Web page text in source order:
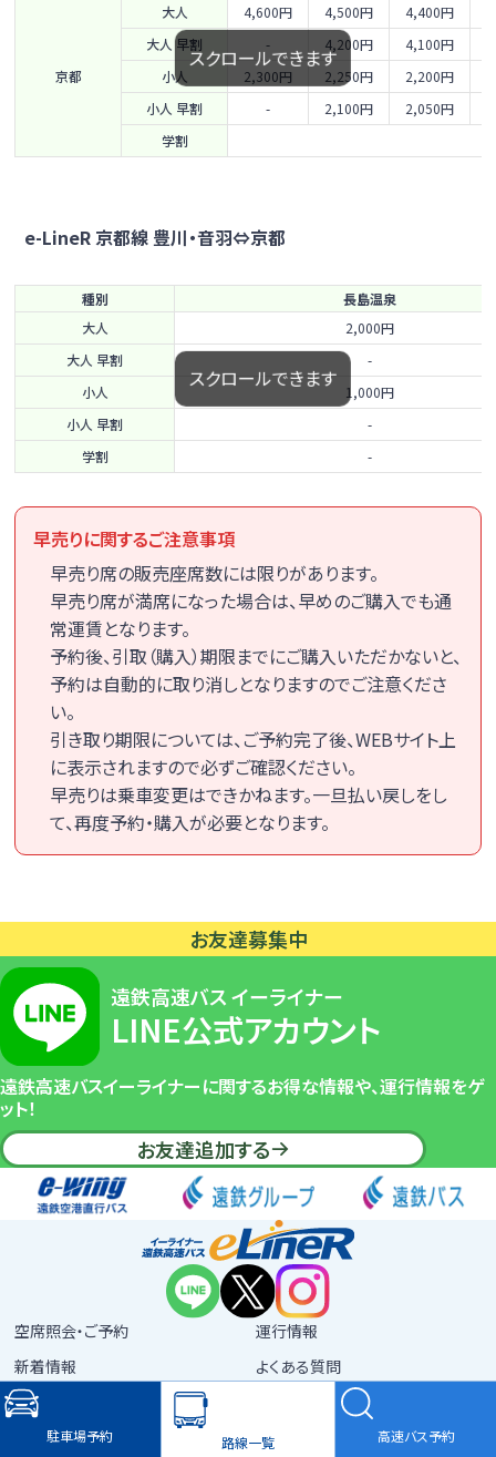
スクロールできます
京都
大人 4,600円 4,500円 4,400円
大人 早割
- 4,200円 4,100円
小人
2,300円 2,250円 2,200円
小人 早割
- 2,100円 2,050円
学割
e-LineR 京都線 豊川・音羽⇔京都
スクロールできます
種別
長島温泉
大人
2,000円
大人 早割
-
小人
1,000円
小人 早割
-
学割
-
早売りに関するご注意事項
早売り席の販売座席数には限りがあります。
早売り席が満席になった場合は、早めのご購入でも通
常運賃となります。
予約後、引取（購入）期限までにご購入いただかないと、
予約は自動的に取り消しとなりますのでご注意くださ
い。
引き取り期限については、ご予約完了後、WEBサイト上
に表示されますので必ずご確認ください。
早売りは乗車変更はできかねます。一旦払い戻しをし
て、再度予約・購入が必要となります。
駅
ス
タ
ー
ミ
ル
ホ
ル
松
ヤ
マ
駐車場予約 路線一覧 高速バス予約
遠鉄高速バス イーライナー
LINE公式アカウント
お友達募集中
遠鉄高速バスイーライナーに関するお得な情報や、運行情報をゲ
ット！
お友達追加する
空席照会・ご予約
運行情報
新着情報
よくある質問
ご利用方法
プライバシーポリシー English
高速バス表示ガイドライン
Copyright ©2025 Enshu Railway Co.,Ltd. All rights reserved.